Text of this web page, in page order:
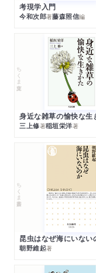
考現学入門
今和次郎著藤森照信編
ちくま文庫
身近な雑草の愉快な生
三上修著稲垣栄洋著
ちくま新書
昆虫はなぜ海にいない
朝野維起著